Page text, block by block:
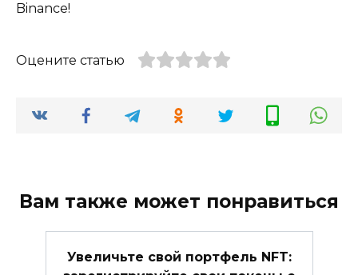
Binance!
Оцените статью
Вам также может понравиться
Увеличьте свой портфель NFT: